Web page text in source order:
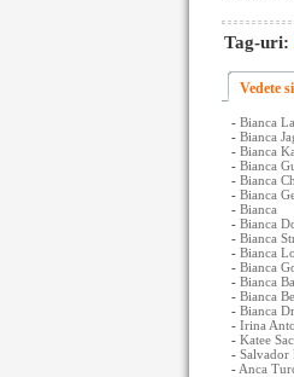
Tag-uri:
Vedete
- Bianca
- Bianca
- Bianca
- Bianca
- Bianca
- Bianca
- Bianca
- Bianca
- Bianca
- Bianca
- Bianca
- Bianca
- Bianca
- Bianca
- Irina
- Katee
- Salvador
- Anca